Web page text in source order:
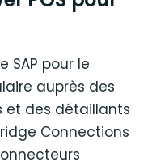
SAP pour le
auprès des
et des détaillants
Connections